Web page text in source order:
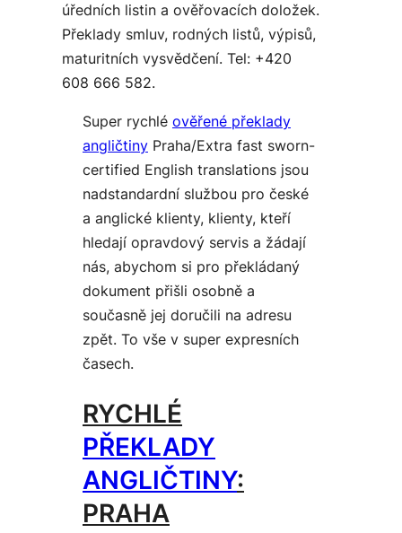
úředních listin a ověřovacích doložek.
Překlady smluv, rodných listů, výpisů,
maturitních vysvědčení. Tel: +420
608 666 582.
Super rychlé ověřené překlady
angličtiny Praha/Extra fast sworn-
certified English translations jsou
nadstandardní službou pro české
a anglické klienty, klienty, kteří
hledají opravdový servis a žádají
nás, abychom si pro překládaný
dokument přišli osobně a
současně jej doručili na adresu
zpět. To vše v super expresních
časech.
RYCHLÉ
PŘEKLADY
ANGLIČTINY:
PRAHA